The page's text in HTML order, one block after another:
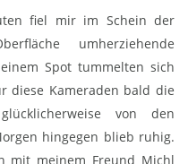
fiel mir im Schein der
umherziehende
Spot tummelten sich
diese Kameraden bald die
von den
hingegen blieb ruhig.
mit meinem Freund Michl